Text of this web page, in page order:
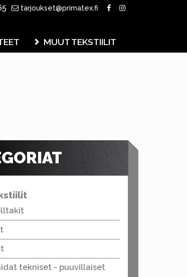
tarjoukset@primatex.fi
MUUT TEKSTIILIT
tekniset - puuvillaiset